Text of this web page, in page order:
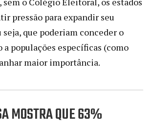
pressão para expandir seu
que poderiam conceder o
populações específicas (como
maior importância.
MOSTRA QUE 63%